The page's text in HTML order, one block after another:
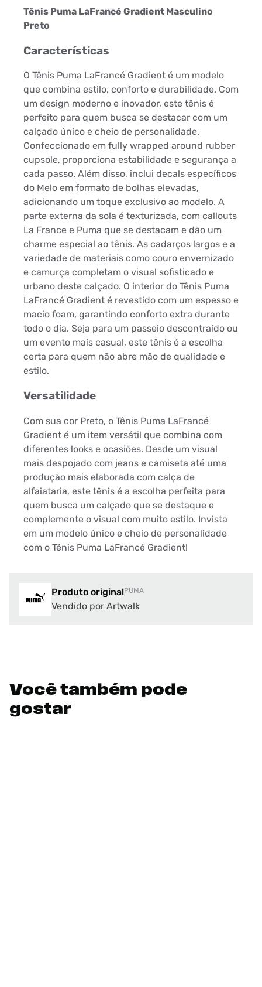
Tênis Puma LaFrancé Gradient Masculino
Preto
Características
O Tênis Puma LaFrancé Gradient é um modelo
que combina estilo, conforto e durabilidade. Com
um design moderno e inovador, este tênis é
perfeito para quem busca se destacar com um
calçado único e cheio de personalidade.
Confeccionado em fully wrapped around rubber
cupsole, proporciona estabilidade e segurança a
cada passo. Além disso, inclui decals específicos
do Melo em formato de bolhas elevadas,
adicionando um toque exclusivo ao modelo. A
parte externa da sola é texturizada, com callouts
La France e Puma que se destacam e dão um
charme especial ao tênis. As cadarços largos e a
variedade de materiais como couro envernizado
e camurça completam o visual sofisticado e
urbano deste calçado. O interior do Tênis Puma
LaFrancé Gradient é revestido com um espesso e
macio foam, garantindo conforto extra durante
todo o dia. Seja para um passeio descontraído ou
um evento mais casual, este tênis é a escolha
certa para quem não abre mão de qualidade e
estilo.
Versatilidade
Com sua cor Preto, o Tênis Puma LaFrancé
Gradient é um item versátil que combina com
diferentes looks e ocasiões. Desde um visual
mais despojado com jeans e camiseta até uma
produção mais elaborada com calça de
alfaiataria, este tênis é a escolha perfeita para
quem busca um calçado que se destaque e
complemente o visual com muito estilo. Invista
em um modelo único e cheio de personalidade
com o Tênis Puma LaFrancé Gradient!
Produto originalPUMA
Vendido por Artwalk
Você também pode
gostar